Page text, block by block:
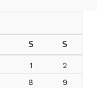
S S
1
2
8
9